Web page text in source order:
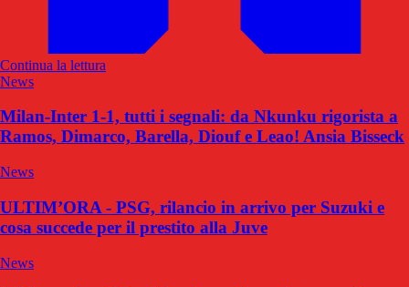
Continua la lettura
News
Milan-Inter 1-1, tutti i segnali: da Nkunku rigorista a
Ramos, Dimarco, Barella, Diouf e Leao! Ansia Bisseck
News
ULTIM’ORA - PSG, rilancio in arrivo per Suzuki e
cosa succede per il prestito alla Juve
News